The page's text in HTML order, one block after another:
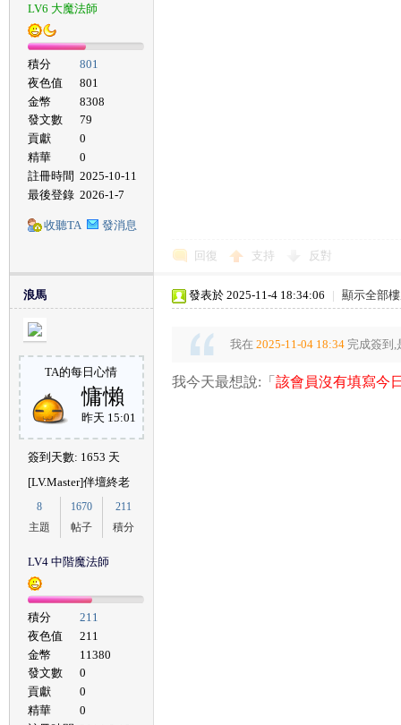
LV6 大魔法師
積分
801
夜色值
801
金幣
8308
發文數
79
貢獻
0
精華
0
註冊時間 2025-10-11
最後登錄 2026-1-7
收聽TA 發消息
回復 支持 反對
浪馬
TA的每日心情
慵懶
昨天 15:01
簽到天數: 1653 天
[LV.Master]伴壇終老
8
主題
1670
帖子
211
積分
LV4 中階魔法師
積分
211
夜色值
211
金幣
11380
發文數
0
貢獻
0
精華
0
發表於 2025-11-4 18:34:06 | 顯示全部
我在 2025-11-04 18:34 完成簽到,
我今天最想說:「 該會員沒有填寫今